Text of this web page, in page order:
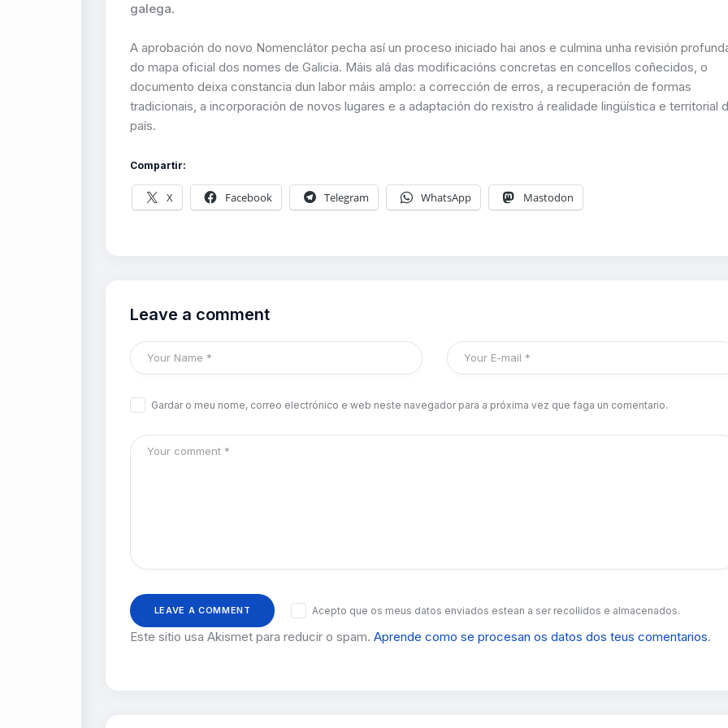
galega.
A aprobación do novo Nomenclátor pecha así un proceso iniciado hai anos e culmina unha revisión
do mapa oficial dos nomes de Galicia. Máis alá das modificacións concretas en concellos coñecidos, o
documento deixa constancia dun labor máis amplo: a corrección de erros, a recuperación de formas
tradicionais, a incorporación de novos lugares e a adaptación do rexistro á realidade lingüística e territorial
país.
Compartir:
X Facebook Telegram WhatsApp Mastodon
Leave a comment
Gardar o meu nome, correo electrónico e web neste navegador para a próxima vez que faga un comentario.
Acepto que os meus datos enviados estean a ser recollidos e almacenados.
Este sitio usa Akismet para reducir o spam. Aprende como se procesan os datos dos teus comentarios.